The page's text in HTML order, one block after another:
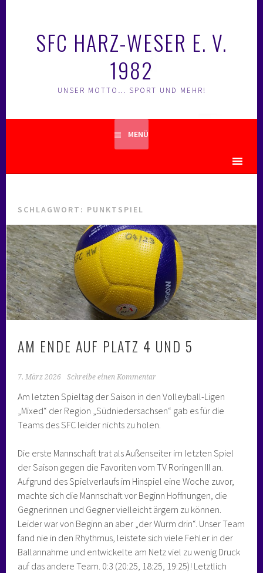
SFC HARZ-WESER E. V.
1982
UNSER MOTTO… SPORT UND MEHR!
MENÜ
SCHLAGWORT: PUNKTSPIEL
AM ENDE AUF PLATZ 4 UND 5
7. März 2026 Schreibe einen Kommentar
Am letzten Spieltag der Saison in den Volleyball-Ligen
„Mixed“ der Region „Südniedersachsen“ gab es für die
Teams des SFC leider nichts zu holen.
Die erste Mannschaft trat als Außenseiter im letzten Spiel
der Saison gegen die Favoriten vom TV Roringen III an.
Aufgrund des Spielverlaufs im Hinspiel eine Woche zuvor,
machte sich die Mannschaft vor Beginn Hoffnungen, die
Gegnerinnen und Gegner vielleicht ärgern zu können.
Leider war von Beginn an aber „der Wurm drin“. Unser Team
fand nie in den Rhythmus, leistete sich viele Fehler in der
Ballannahme und entwickelte am Netz viel zu wenig Druck
auf das andere Team. 0:3 (20:25, 18:25, 19:25)! Letztlich